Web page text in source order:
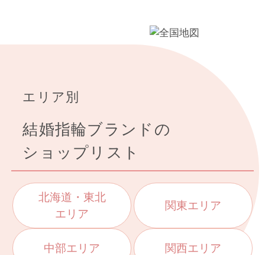
エリア別
結婚指輪ブランドの
ショップリスト
北海道・東北
エリア
関東エリア
中部エリア 関西エリア